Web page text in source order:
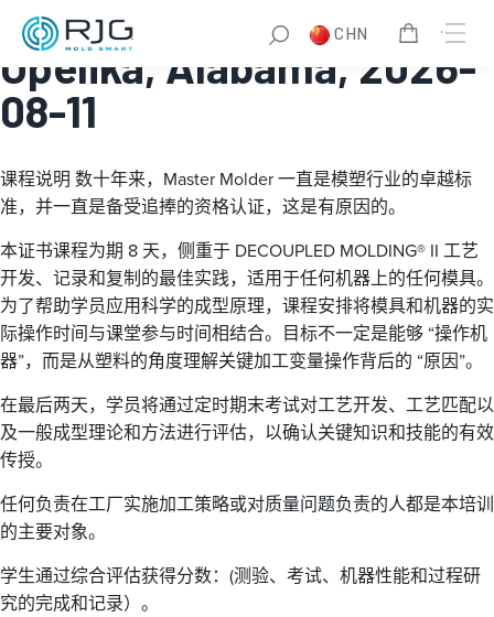
CHN
Master Molder® I:
Opelika, Alabama, 2026-
08-11
课程说明 数十年来，Master Molder 一直是模塑行业的卓越标
准，并一直是备受追捧的资格认证，这是有原因的。
本证书课程为期 8 天，侧重于 DECOUPLED MOLDING® II 工艺
开发、记录和复制的最佳实践，适用于任何机器上的任何模具。
为了帮助学员应用科学的成型原理，课程安排将模具和机器的实
际操作时间与课堂参与时间相结合。目标不一定是能够 “操作机
器”，而是从塑料的角度理解关键加工变量操作背后的 “原因”。
在最后两天，学员将通过定时期末考试对工艺开发、工艺匹配以
及一般成型理论和方法进行评估，以确认关键知识和技能的有效
传授。
任何负责在工厂实施加工策略或对质量问题负责的人都是本培训
的主要对象。
学生通过综合评估获得分数：(测验、考试、机器性能和过程研
究的完成和记录）。